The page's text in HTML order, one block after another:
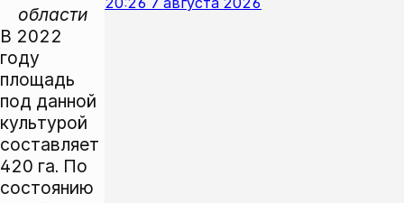
области
В 2022
году
площадь
под данной
культурой
составляет
420 га. По
состоянию